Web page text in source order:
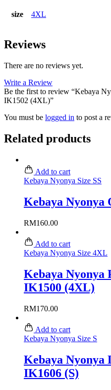
size 4XL
Reviews
There are no reviews yet.
Write a Review
Be the first to review “Kebaya
IK1502 (4XL)”
You must be logged in to post a
Related products
Add to cart
Kebaya Nyonya Size SS
Kebaya Nyonya
RM160.00
Add to cart
Kebaya Nyonya Size 4XL
Kebaya Nyonya
IK1500 (4XL)
RM170.00
Add to cart
Kebaya Nyonya Size S
Kebaya Nyonya
IK1606 (S)